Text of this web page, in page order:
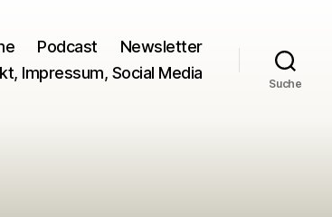
Podcast
Newsletter
Impressum, Social Media
Suche